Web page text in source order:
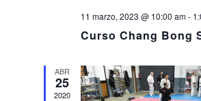
11 marzo, 2023 @ 10:00 am-
Curso Chang Bong
ABR
25
2020